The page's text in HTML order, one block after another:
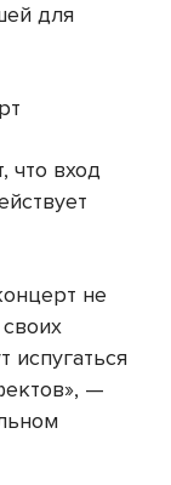
для
что вход
не
испугаться
—